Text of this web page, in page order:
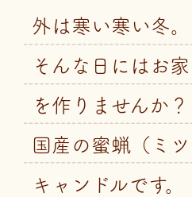
外は寒い寒い冬
そんな日にはお
を作りませんか？
国産の蜜蝋（ミ
キャンドルです。